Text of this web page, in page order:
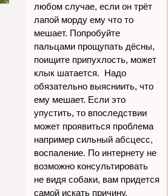
любом случае, если он трёт
лапой морду ему что то
мешает. Попробуйте
пальцами прощупать дёсны,
поищите припухлость, может
клык шатается. Надо
обязательно выясниить, что
ему мешает. Если это
упустить, то впоследствии
может проявиться проблема
например сильный абсцесс,
воспаление. По интернету не
возможно консультировать
не видя собаки, вам придется
самой искать причину.